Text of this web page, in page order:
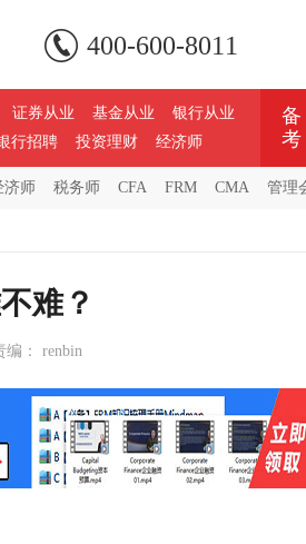
400-600-8011
证券从业 基金从业
银行从业
行招聘 投资理财 经济师
备
考
济师 税务师 CFA FRM CMA 管理
难？
编： renbin